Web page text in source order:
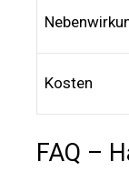
Kosten
FAQ –